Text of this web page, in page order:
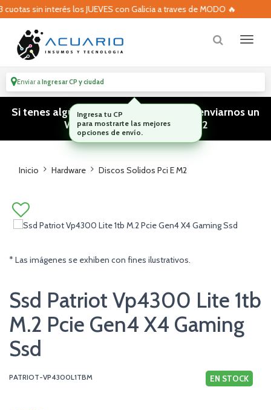
sin interés los JUEVES con Galicia a traves de MODO 🔥
Enviar aIngresar CP y ciudad
Si tenes algún tipo de consulta podes enviarnos un
WhatsApp! (011) 15 5386 3812
Inicio Hardware Discos Solidos Pci E M2
* Las imágenes se exhiben con fines ilustrativos.
Ssd Patriot Vp4300 Lite 1tb
M.2 Pcie Gen4 X4 Gaming
Ssd
PATRIOT-VP4300L1TBM EN STOCK